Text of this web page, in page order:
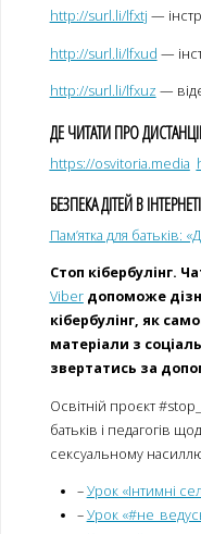
http://surl.li/lfxtj —
http://surl.li/lfxud —
http://surl.li/lfxuz —
ДЕ ЧИТАТИ ПРО
https://osvitoria.media
БЕЗПЕКА ДІТЕЙ В ІНТЕРНЕТІ
Пам’ятка для батьків:
Стоп кібербулінг.
Viberдопоможе
кібербулінг, як
матеріали з
звертатись за
Освітній проєкт
батьків і педагогів
сексуальному
–Урок «Інтимні
–Урок